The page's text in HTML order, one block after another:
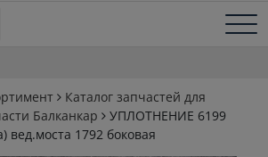
и
Balkancar
Каталог запчастей для
Балканкар
УПЛОТНЕНИЕ 6199
вед.моста 1792 боковая